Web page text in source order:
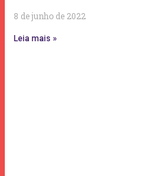
8 de junho de 2022
Leia mais »